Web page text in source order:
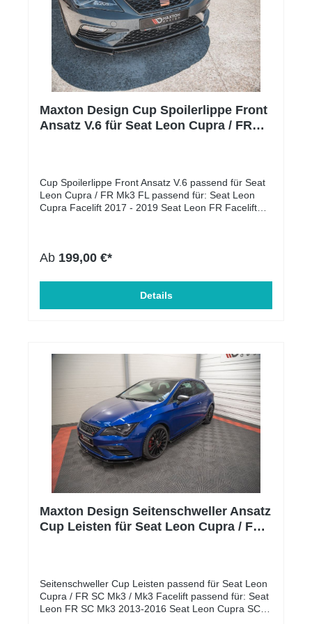
Maxton Design Cup Spoilerlippe Front
Ansatz V.6 für Seat Leon Cupra / FR
Cup Spoilerlippe Front Ansatz V.6 passend für Seat
Leon Cupra / FR Mk3 FL passend für: Seat Leon
Cupra Facelift 2017 - 2019 Seat Leon FR Facelift
Montageanleitung Oberflächen Beschaffenheit:
Einbauposition: Unten, Vorne Produktart:
eintragungsfrei
Ab 199,00 €*
Details
Maxton Design Seitenschweller Ansatz
Cup Leisten für Seat Leon Cupra / FR
Seitenschweller Cup Leisten passend für Seat Leon
Cupra / FR SC Mk3 / Mk3 Facelift passend für: Seat
Leon FR SC Mk3 2013-2016 Seat Leon Cupra SC